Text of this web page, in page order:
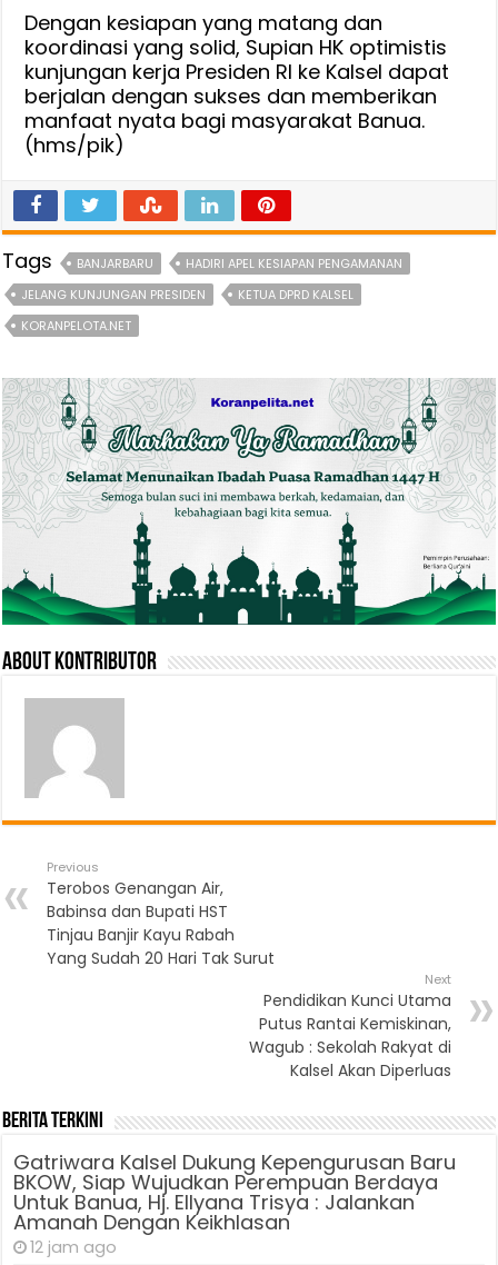
Dengan kesiapan yang matang dan
koordinasi yang solid, Supian HK optimistis
kunjungan kerja Presiden RI ke Kalsel dapat
berjalan dengan sukses dan memberikan
manfaat nyata bagi masyarakat Banua.
(hms/pik)
Tags BANJARBARU
HADIRI APEL KESIAPAN PENGAMANAN
JELANG KUNJUNGAN PRESIDEN
KETUA DPRD KALSEL
KORANPELOTA.NET
About Kontributor
Previous
Terobos Genangan Air,
Babinsa dan Bupati HST
Tinjau Banjir Kayu Rabah
Yang Sudah 20 Hari Tak Surut
Next
Pendidikan Kunci Utama
Putus Rantai Kemiskinan,
Wagub : Sekolah Rakyat di
Kalsel Akan Diperluas
Berita Terkini
Gatriwara Kalsel Dukung Kepengurusan Baru
BKOW, Siap Wujudkan Perempuan Berdaya
Untuk Banua, Hj. Ellyana Trisya : Jalankan
Amanah Dengan Keikhlasan
12 jam ago